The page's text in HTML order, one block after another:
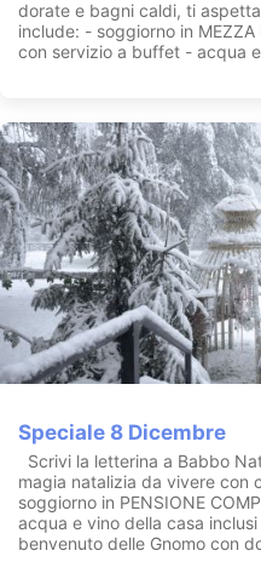
dorate e bagni caldi, ti
include: - soggiorno in
con servizio a buffet - acqua
Speciale 8 Dicembre
Scrivi la letterina a Babbo
magia natalizia da vivere con
soggiorno in PENSIONE
acqua e vino della casa
benvenuto delle Gnomo con